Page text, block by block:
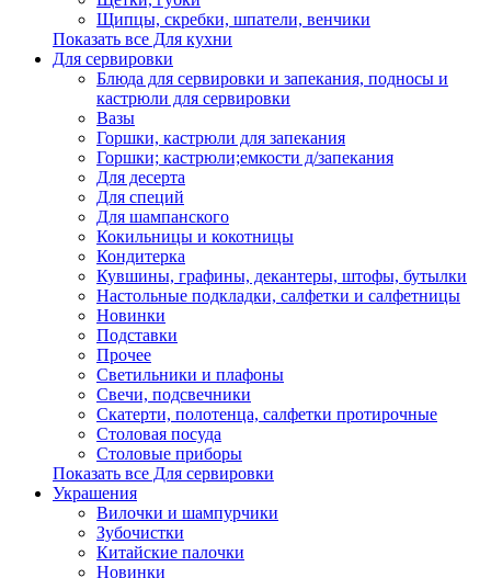
Щипцы, скребки, шпатели, венчики
Показать все Для кухни
Для сервировки
Блюда для сервировки и запекания, подносы и
кастрюли для сервировки
Вазы
Горшки, кастрюли для запекания
Горшки; кастрюли;емкости д/запекания
Для десерта
Для специй
Для шампанского
Кокильницы и кокотницы
Кондитерка
Кувшины, графины, декантеры, штофы, бутылки
Настольные подкладки, салфетки и салфетницы
Новинки
Подставки
Прочее
Светильники и плафоны
Свечи, подсвечники
Скатерти, полотенца, салфетки протирочные
Столовая посуда
Столовые приборы
Показать все Для сервировки
Украшения
Вилочки и шампурчики
Зубочистки
Китайские палочки
Новинки